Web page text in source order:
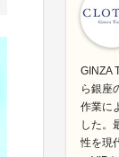
GINZA
ら銀座
作業に
した。
性を現